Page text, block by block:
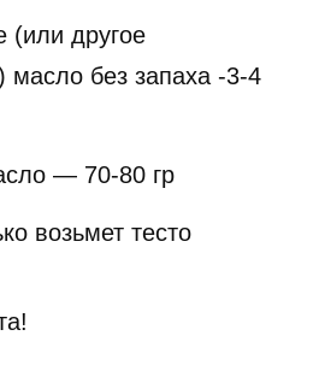
(или другое
масло без запаха -3-4
— 70-80 гр
возьмет тесто